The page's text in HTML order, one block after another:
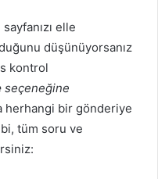
elle
düşünüyorsanız
kontrol
seçeneğine
herhangi bir gönderiye
tüm soru ve